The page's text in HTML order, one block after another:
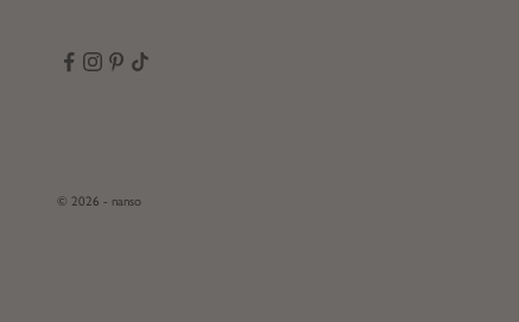
© 2026 - nanso